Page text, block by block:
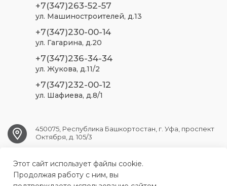
+7(347)263-52-57
ул. Машиностроителей, д.13
+7(347)230-00-14
ул. Гагарина, д.20
+7(347)236-34-34
ул. Жукова, д.11/2
+7(347)232-00-12
ул. Шафиева, д.8/1
450075, Республика Башкортостан, г. Уфа, проспект
Октября, д. 105/3
ufa.sp2@doctorrb.ru
Этот сайт использует файлы cookie.
Продолжая работу с ним, вы